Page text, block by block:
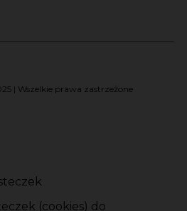
| Wszelkie prawa zastrzeżone
(cookies) do